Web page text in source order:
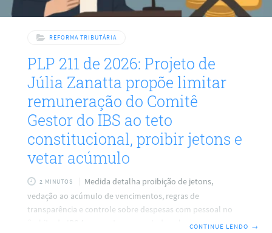
REFORMA TRIBUTÁRIA
PLP 211 de 2026: Projeto de
Júlia Zanatta propõe limitar
remuneração do Comitê
Gestor do IBS ao teto
constitucional, proibir jetons e
vetar acúmulo
2 MINUTOS
Medida detalha proibição de jetons,
vedação ao acúmulo de vencimentos, regras de
transparência e controle sobre despesas com pessoal no
âmbito do IBS A proposta apresentada pela deputada Júlia
CONTINUE LENDO →